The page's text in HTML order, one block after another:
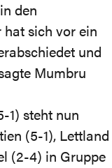
den
hat sich vor ein
und
Mumbru
1) steht nun
(5-1), Lettland
(2-4) in Gruppe